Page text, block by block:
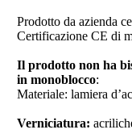
Prodotto da azienda
Certificazione CE di
Il prodotto non ha
in monoblocco:
Materiale: lamiera
Verniciatura: